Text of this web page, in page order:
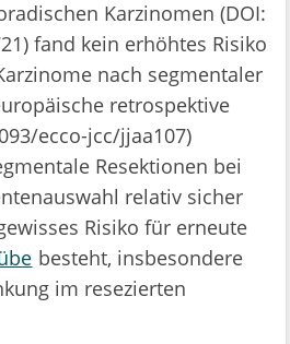
Karzinomen (DOI:
fand kein erhöhtes Risiko
nach segmentaler
retrospektive
ecco-jcc/jjaa107)
Resektionen bei
relativ sicher
Risiko für erneute
besteht, insbesondere
im resezierten